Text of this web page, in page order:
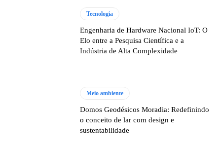
Tecnologia
Engenharia de Hardware Nacional IoT: O
Elo entre a Pesquisa Científica e a
Indústria de Alta Complexidade
Meio ambiente
Domos Geodésicos Moradia: Redefinindo
o conceito de lar com design e
sustentabilidade